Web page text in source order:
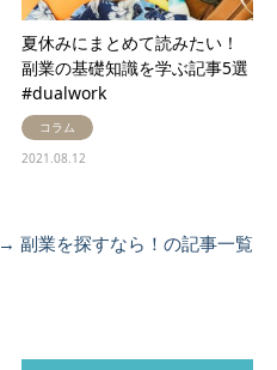
夏休みにまとめて読みたい！
副業の基礎知識を学ぶ記事5選
#dualwork
コラム
2021.08.12
→ 副業を探すなら！の記事一覧